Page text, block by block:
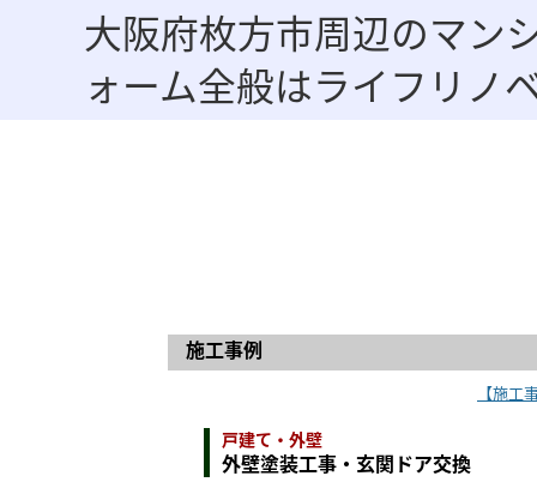
大阪府枚方市周辺のマン
ォーム全般はライフリノ
施工事例
【施工
戸建て・外壁
外壁塗装工事・玄関ドア交換